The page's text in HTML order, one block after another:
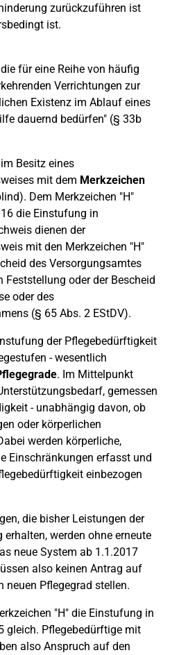
zurückzuführen ist
ist.
für eine Reihe von häufig
Verrichtungen zur
Existenz im Ablauf eines
dauernd bedürfen" (§ 33b
Besitz eines
mit dem Merkzeichen
Dem Merkzeichen "H"
die Einstufung in
dienen der
mit den Merkzeichen "H"
des Versorgungsamtes
Feststellung oder der Bescheid
oder des
(§ 65 Abs. 2 EStDV).
der Pflegebedürftigkeit
- wesentlich
. Im Mittelpunkt
gemessen
- unabhängig davon, ob
oder körperlichen
werden körperliche,
Einschränkungen erfasst und
einbezogen
die bisher Leistungen der
erhalten, werden ohne erneute
neue System ab 1.1.2017
also keinen Antrag auf
neuen Pflegegrad stellen.
"H" die Einstufung in
gleich. Pflegebedürftige mit
also Anspruch auf den